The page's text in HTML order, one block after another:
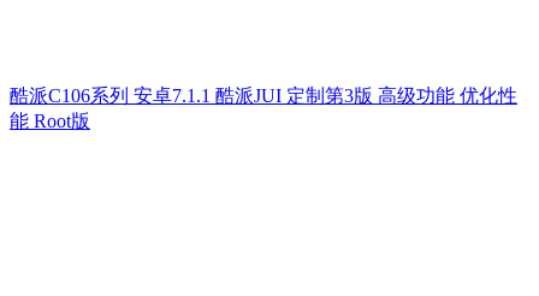
酷派C106系列 安卓7.1.1 酷派JUI 定制第3版 高级功能 优化性
能 Root版